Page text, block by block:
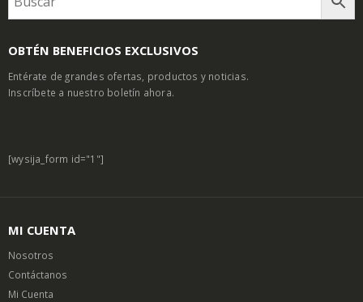
OBTÉN BENEFICIOS EXCLUSIVOS
Entérate de grandes ofertas, productos y noticias.
Inscríbete a nuestro boletín ahora.
[wysija_form id="1"]
MI CUENTA
Nosotros
Contáctanos
Mi Cuenta